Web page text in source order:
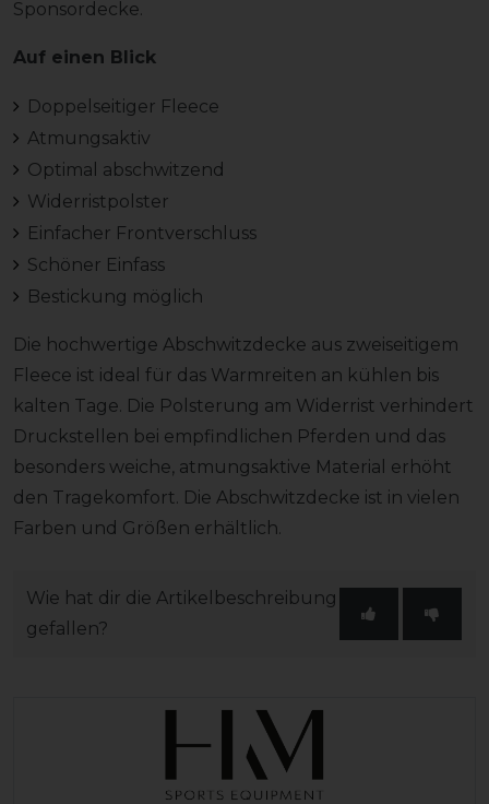
Sponsordecke.
Auf einen Blick
Doppelseitiger Fleece
Atmungsaktiv
Optimal abschwitzend
Widerristpolster
Einfacher Frontverschluss
Schöner Einfass
Bestickung möglich
Die hochwertige Abschwitzdecke aus zweiseitigem
Fleece ist ideal für das Warmreiten an kühlen bis
kalten Tage. Die Polsterung am Widerrist verhindert
Druckstellen bei empfindlichen Pferden und das
besonders weiche, atmungsaktive Material erhöht
den Tragekomfort. Die Abschwitzdecke ist in vielen
Farben und Größen erhältlich.
Wie hat dir die Artikelbeschreibung
gefallen?